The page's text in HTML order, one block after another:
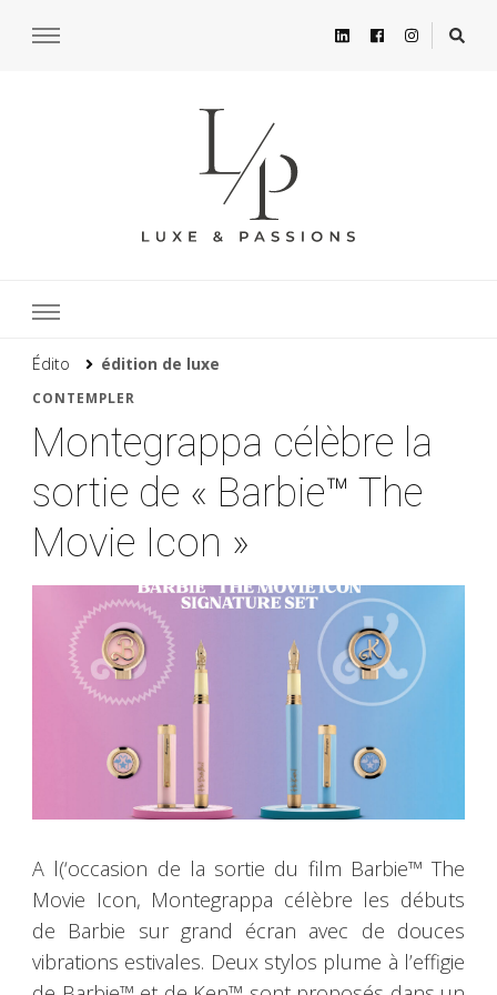
Édito édition de luxe
CONTEMPLER
Montegrappa célèbre la
sortie de « Barbie™ The
Movie Icon »
A l(‘occasion de la sortie du film Barbie™ The
Movie Icon, Montegrappa célèbre les débuts
de Barbie sur grand écran avec de douces
vibrations estivales. Deux stylos plume à l’effigie